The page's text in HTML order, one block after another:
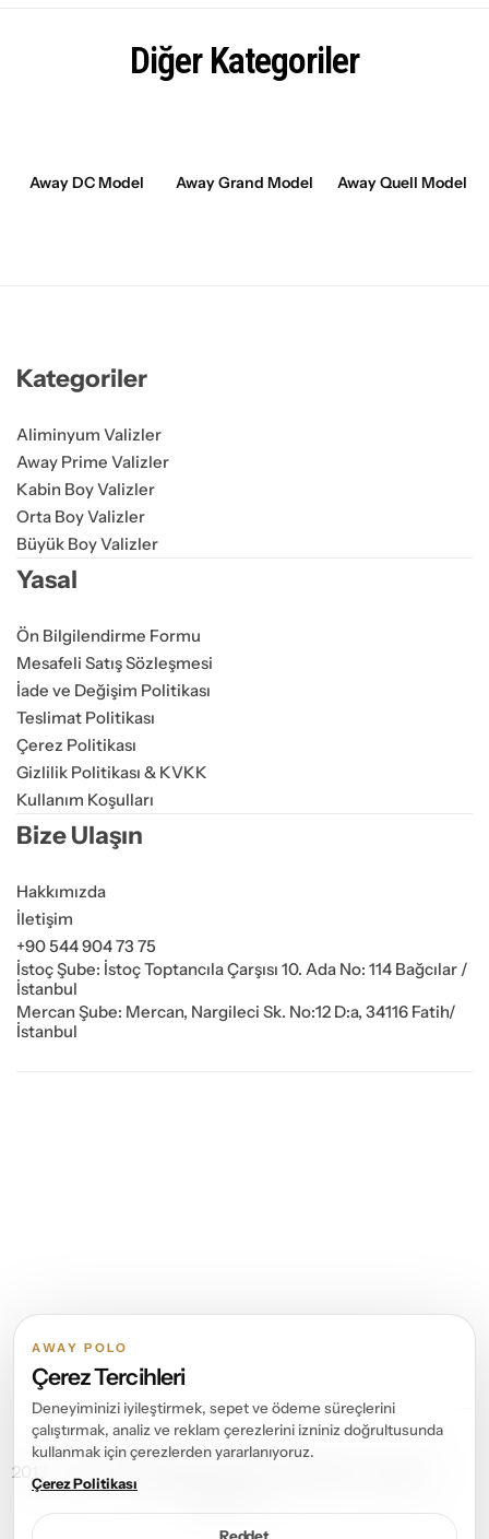
Diğer Kategoriler
Away DC Model Away Grand Model Away Quell Model
Kategoriler
Aliminyum Valizler
Away Prime Valizler
Kabin Boy Valizler
Orta Boy Valizler
Büyük Boy Valizler
Yasal
Ön Bilgilendirme Formu
Mesafeli Satış Sözleşmesi
İade ve Değişim Politikası
Teslimat Politikası
Çerez Politikası
Gizlilik Politikası & KVKK
Kullanım Koşulları
Bize Ulaşın
Hakkımızda
İletişim
+90 544 904 73 75
İstoç Şube: İstoç Toptancıla Çarşısı 10. Ada No: 114 Bağcılar /
İstanbul
Mercan Şube: Mercan, Nargileci Sk. No:12 D:a, 34116 Fatih/
İstanbul
2013 – 2026 ©
AWAY POLO
Çerez Tercihleri
Deneyiminizi iyileştirmek, sepet ve ödeme süreçlerini
çalıştırmak, analiz ve reklam çerezlerini izniniz doğrultusunda
kullanmak için çerezlerden yararlanıyoruz.
Çerez Politikası
Reddet